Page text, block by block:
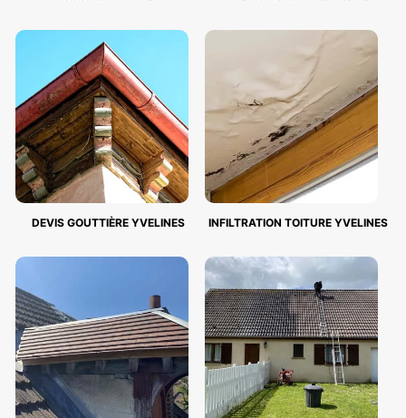
DEVIS GOUTTIÈRE YVELINES INFILTRATION TOITURE YVELINES